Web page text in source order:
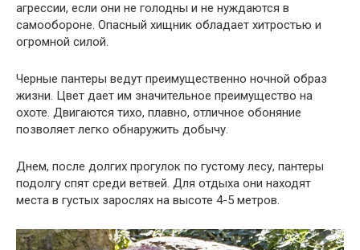
агрессии, если они не голодны и не нуждаются в
самообороне. Опасный хищник обладает хитростью и
огромной силой.
Черные пантеры ведут преимущественно ночной образ
жизни. Цвет дает им значительное преимущество на
охоте. Двигаются тихо, плавно, отличное обоняние
позволяет легко обнаружить добычу.
Днем, после долгих прогулок по густому лесу, пантеры
подолгу спят среди ветвей. Для отдыха они находят
места в густых зарослях на высоте 4-5 метров.